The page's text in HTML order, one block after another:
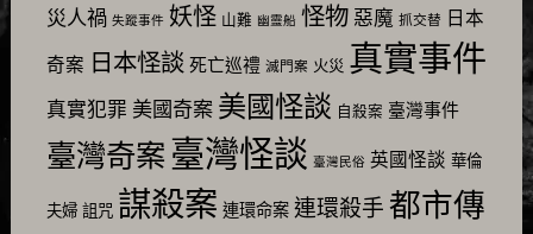
災人禍 失蹤事件 妖怪 山難 幽靈船 怪物 惡魔 抓交替 日本
奇案 日本怪談 死亡巡禮 滅門案 火災 真實事件
真實犯罪 美國奇案 美國怪談 自殺案 臺灣事件
臺灣奇案 臺灣怪談 臺灣民俗 英國怪談 華倫
夫婦 詛咒 謀殺案 連環命案 連環殺手 都市傳